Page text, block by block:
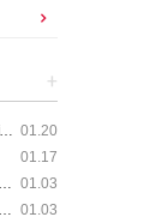
+
01.20
01.17
01.03
01.03